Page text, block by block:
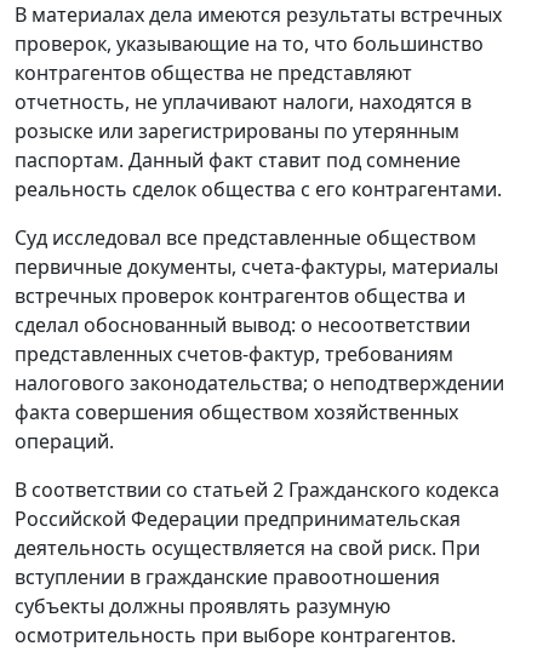
В материалах дела имеются результаты встречных
проверок, указывающие на то, что большинство
контрагентов общества не представляют
отчетность, не уплачивают налоги, находятся в
розыске или зарегистрированы по утерянным
паспортам. Данный факт ставит под сомнение
реальность сделок общества с его контрагентами.
Суд исследовал все представленные обществом
первичные документы, счета-фактуры, материалы
встречных проверок контрагентов общества и
сделал обоснованный вывод: о несоответствии
представленных счетов-фактур, требованиям
налогового законодательства; о неподтверждении
факта совершения обществом хозяйственных
операций.
В соответствии со статьей 2 Гражданского кодекса
Российской Федерации предпринимательская
деятельность осуществляется на свой риск. При
вступлении в гражданские правоотношения
субъекты должны проявлять разумную
осмотрительность при выборе контрагентов.